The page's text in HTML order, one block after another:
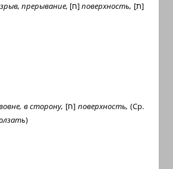
прерывание, [ח]поверхность, [ת]
в сторону, [ח] поверхность, (Ср.
)